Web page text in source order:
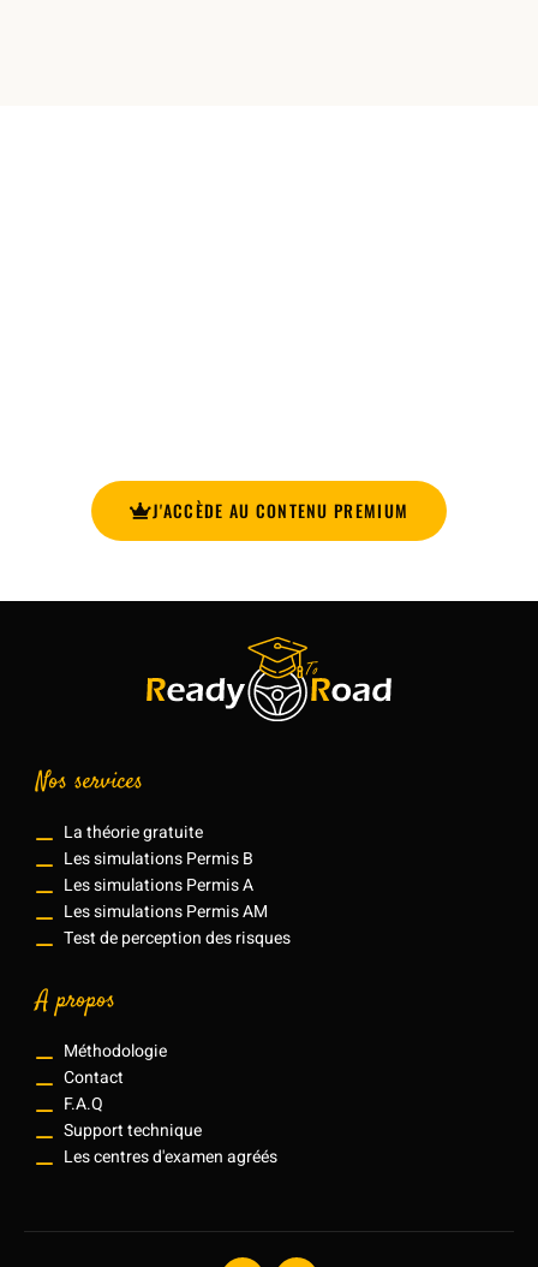
J'ACCÈDE AU CONTENU PREMIUM
Nos services
La théorie gratuite
Les simulations Permis B
Les simulations Permis A
Les simulations Permis AM
Test de perception des risques
A propos
Méthodologie
Contact
F.A.Q
Support technique
Les centres d'examen agréés